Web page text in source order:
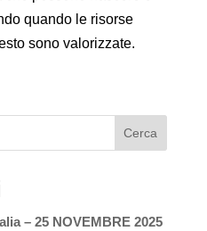
quando le risorse
sono valorizzate.
Cerca
– 25 NOVEMBRE 2025